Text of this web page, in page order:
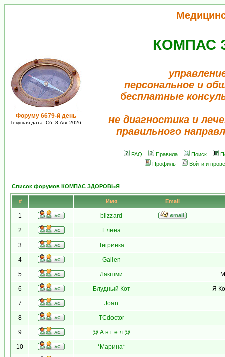
Форуму 6679-й день
Текущая дата: Сб, 8 Авг 2026
КОМПАС
персональное и
бесплатные
не диагностика и
правильного
FAQ Правила Поиск
Профиль
Войти и
Список форумов КОМПАС ЗДОРОВЬЯ
# Имя Email
1 blizzard
2 Елена
3 Тигринка
4 Gallen
5 Лакшми
6 Блудный Кот Я
7 Joan
8 TCdoctor
9 @ А н г е л @
10 *Марина*